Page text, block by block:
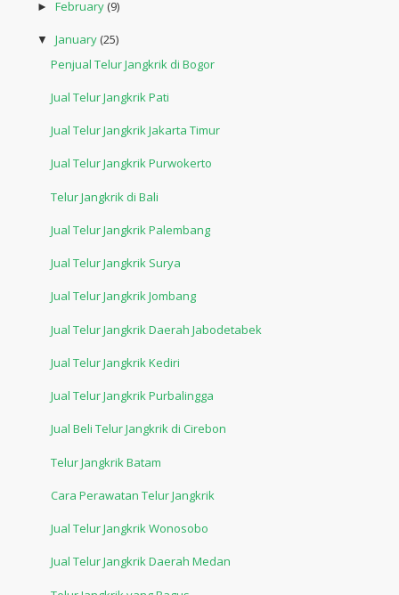
► February(9)
▼ January(25)
Penjual Telur Jangkrik di Bogor
Jual Telur Jangkrik Pati
Jual Telur Jangkrik Jakarta Timur
Jual Telur Jangkrik Purwokerto
Telur Jangkrik di Bali
Jual Telur Jangkrik Palembang
Jual Telur Jangkrik Surya
Jual Telur Jangkrik Jombang
Jual Telur Jangkrik Daerah Jabodetabek
Jual Telur Jangkrik Kediri
Jual Telur Jangkrik Purbalingga
Jual Beli Telur Jangkrik di Cirebon
Telur Jangkrik Batam
Cara Perawatan Telur Jangkrik
Jual Telur Jangkrik Wonosobo
Jual Telur Jangkrik Daerah Medan